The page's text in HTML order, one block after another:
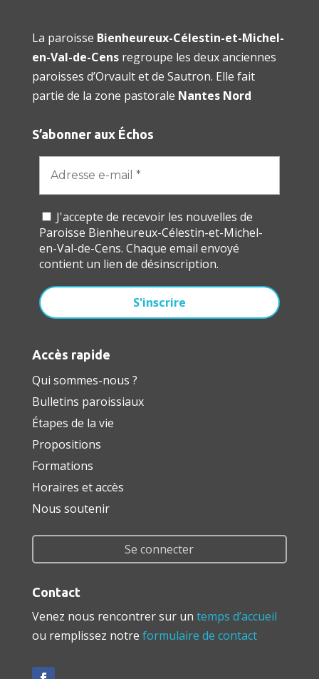
La paroisse Bienheureux-Célestin-et-Michel-
en-Val-de-Censregroupe les deux anciennes
paroisses d’Orvault et de Sautron. Elle fait
partie de la zone pastorale Nantes Nord
S’abonner aux Échos
J'accepte de recevoir les nouvelles de
Paroisse Bienheureux-Célestin-et-Michel-
en-Val-de-Cens. Chaque email envoyé
contient un lien de désinscription.
Accès rapide
Qui sommes-nous ?
Bulletins paroissiaux
Étapes de la vie
Propositions
Formations
Horaires et accès
Nous soutenir
Se connecter
Contact
Venez nous rencontrer sur un temps d’accueil
ou remplissez notre formulaire de contact